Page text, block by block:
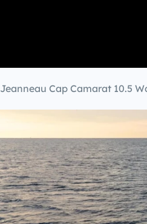
Jeanneau Cap Camarat 10.5